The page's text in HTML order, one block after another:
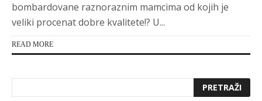
bombardovane raznoraznim mamcima od kojih je
veliki procenat dobre kvalitete!? U...
READ MORE